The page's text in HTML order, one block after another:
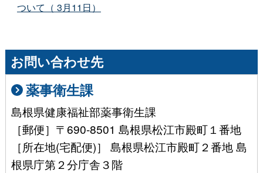
ついて（ 3月11日）
お問い合わせ先
薬事衛生課
島根県健康福祉部薬事衛生課
［郵便］〒690-8501 島根県松江市殿町１番地
［所在地(宅配便)］ 島根県松江市殿町２番地 島
根県庁第２分庁舎３階